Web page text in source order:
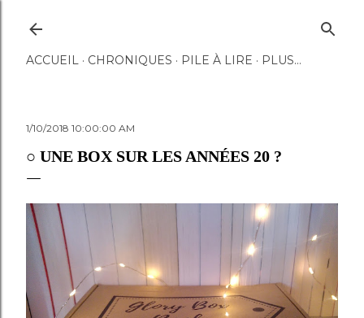
ACCUEIL CHRONIQUES PILE À LIRE PLUS…
1/10/2018 10:00:00 AM
○ UNE BOX SUR LES ANNÉES 20 ?